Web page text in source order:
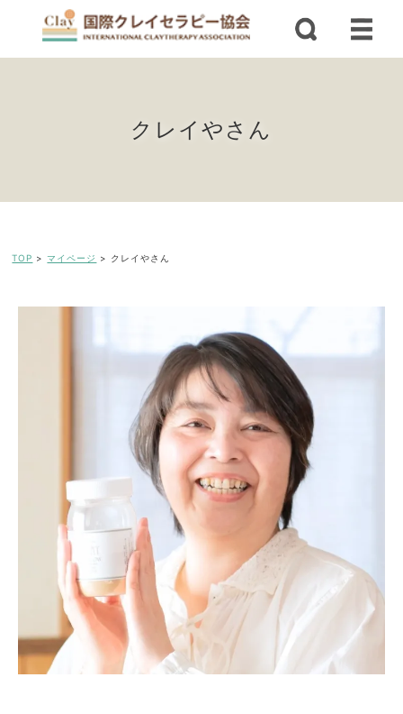
クレイやさん
TOP >マイページ > クレイやさん